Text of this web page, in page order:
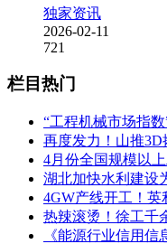
独家资讯
2026-02-11
721
栏目热门
“工程机械市场指
再度发力！山推
4月份全国规模以
湖北加快水利建设
4GW产线开工！
热辣滚烫！徐工千
《能源行业信用信